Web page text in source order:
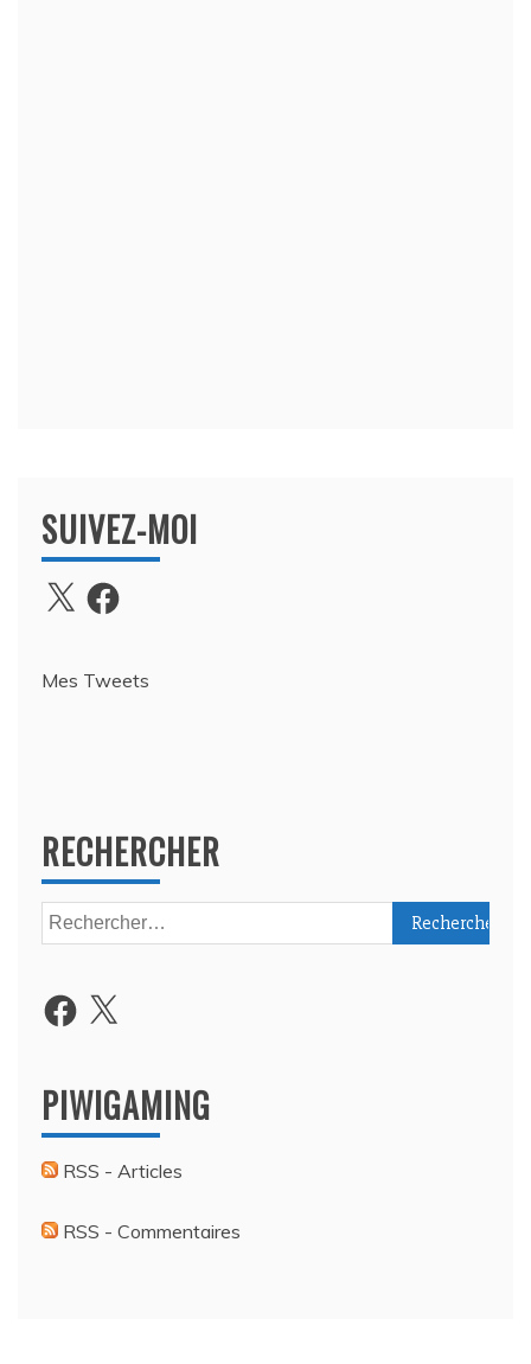
SUIVEZ-MOI
X Facebook
Mes Tweets
RECHERCHER
Rechercher :
Facebook
X
PIWIGAMING
RSS - Articles
RSS - Commentaires